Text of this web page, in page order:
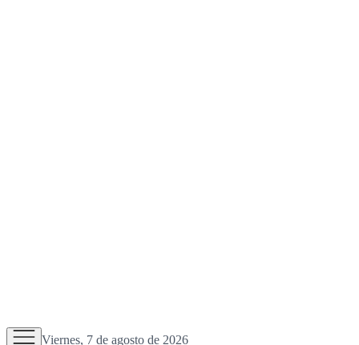
Viernes, 7 de agosto de 2026